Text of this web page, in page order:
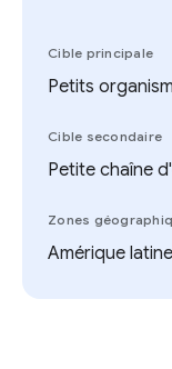
Cible principale
Petits
Cible secondaire
Petite chaîne
Zones
Amérique latine